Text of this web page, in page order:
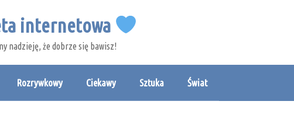
internetowa
nadzieję, że dobrze się bawisz!
Rozrywkowy Ciekawy Sztuka Świat